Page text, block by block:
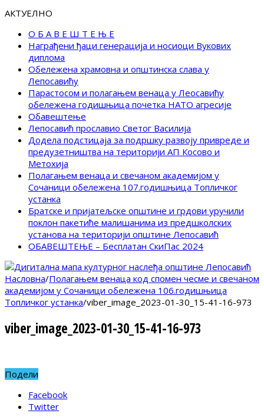
АКТУЕЛНО
О Б А В Е Ш Т Е Њ Е
Награђени ђаци генерација и носиоци Вукових
диплома
Обележена храмовна и општинска слава у
Лепосавићу
Парастосом и полагањем венаца у Леосавићу
обележена годишњица почетка НАТО агресије
Обавештење
Лепосавић прославио Светог Василија
Додела подстицаја за подршку развоју привреде и
предузетништва на територији АП Косово и
Метохија
Полагањем венаца и свечаном академијом у
Сочаници обележена 107.годишњица Топличког
устанка
Братске и пријатељске општине и грдови уручили
поклон пакетиће малишанима из предшколских
установа на територији општине Лепосавић
ОБАВЕШТЕЊЕ – Бесплатан СкиПас 2024
Насловна/Полагањем венаца код спомен чесме и свечаном
академијом у Сочаници обележена 106.годишњица
Топличког устанка/viber_image_2023-01-30_15-41-16-973
viber_image_2023-01-30_15-41-16-973
Подели
Facebook
Twitter